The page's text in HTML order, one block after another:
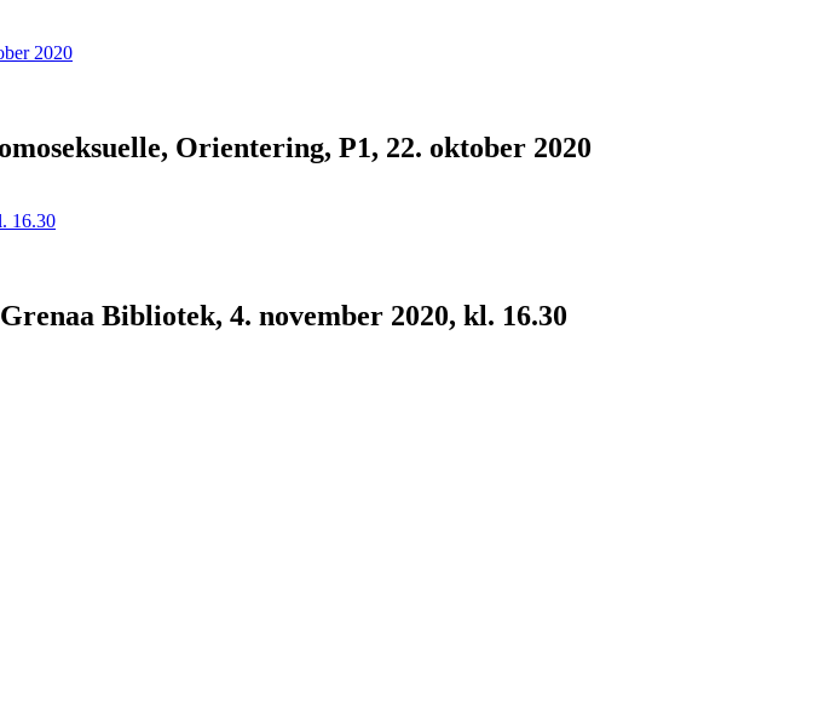
Orientering, P1, 22. oktober 2020
Bibliotek, 4. november 2020, kl. 16.30